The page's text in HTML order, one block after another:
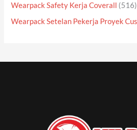
Wearpack Safety Kerja Coverall (516)
Wearpack Setelan Pekerja Proyek